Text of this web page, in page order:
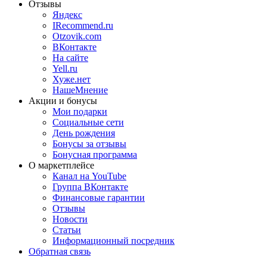
Отзывы
Яндекс
IRecommend.ru
Otzovik.com
ВКонтакте
На сайте
Yell.ru
Хуже.нет
НашеМнение
Акции и бонусы
Мои подарки
Социальные сети
День рождения
Бонусы за отзывы
Бонусная программа
О маркетплейсе
Канал на YouTube
Группа ВКонтакте
Финансовые гарантии
Отзывы
Новости
Статьи
Информационный посредник
Обратная связь